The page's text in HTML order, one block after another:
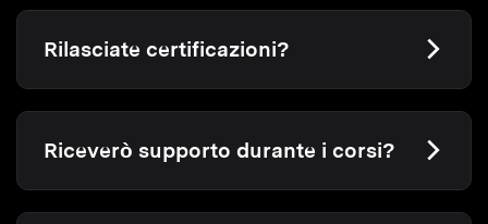
Rilasciate certificazioni?
Riceverò supporto durante i corsi?